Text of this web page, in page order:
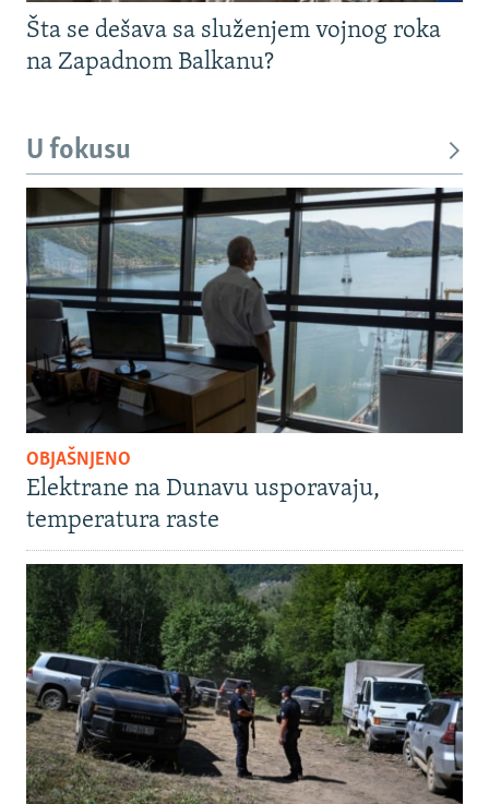
Šta se dešava sa služenjem vojnog roka
na Zapadnom Balkanu?
U fokusu
OBJAŠNJENO
Elektrane na Dunavu usporavaju,
temperatura raste